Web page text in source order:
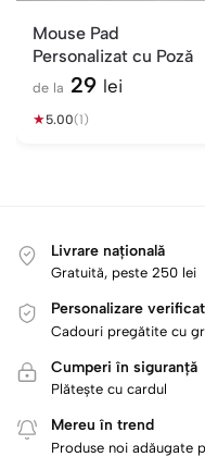
Mouse Pad
Personalizat cu Poză
de la 29 lei
★5.00(1)
Livrare națională
Gratuită, peste 250 lei
Personalizare
Cadouri pregătite cu
Cumperi în siguranță
Plătește cu cardul
Mereu în trend
Produse noi adăugate